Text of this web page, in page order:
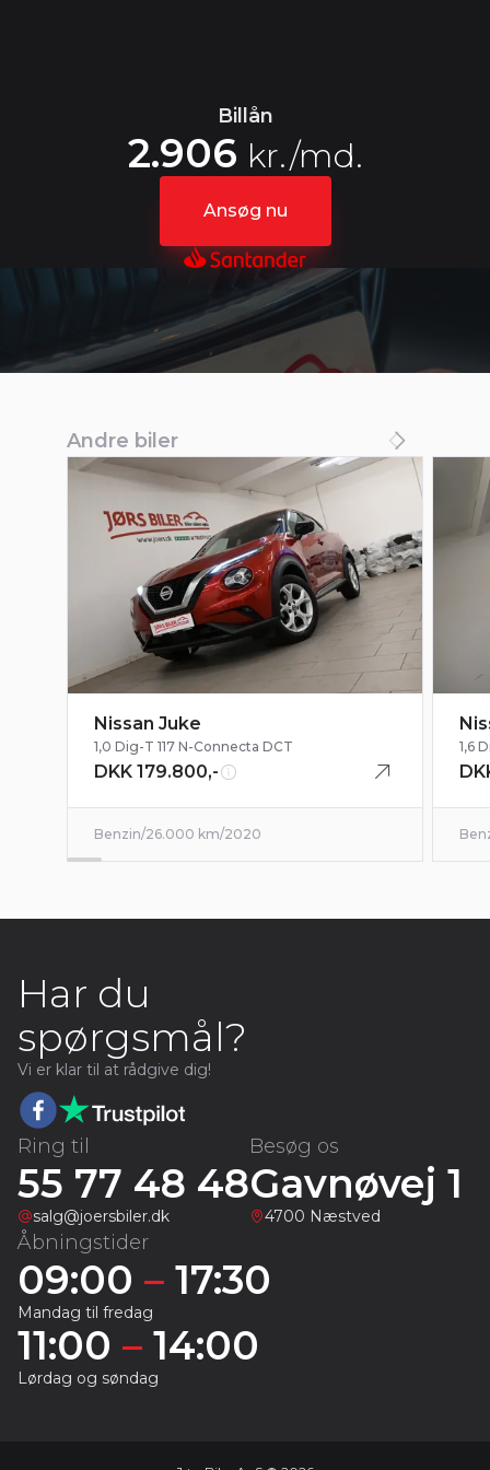
Billån
2.906 kr./md.
Ansøg nu
Andre biler
Nissan Juke
1,0 Dig-T 117 N-Connecta DCT
DKK 179.800,-
Benzin/26.000 km/2020
1,6
Har du
spørgsmål?
Vi er klar til at rådgive dig!
Ring til
55 77 48 48
salg@joersbiler.dk
Besøg os
Gavnøvej 1
4700 Næstved
Åbningstider
09:00 – 17:30
Mandag til fredag
11:00 – 14:00
Lørdag og søndag